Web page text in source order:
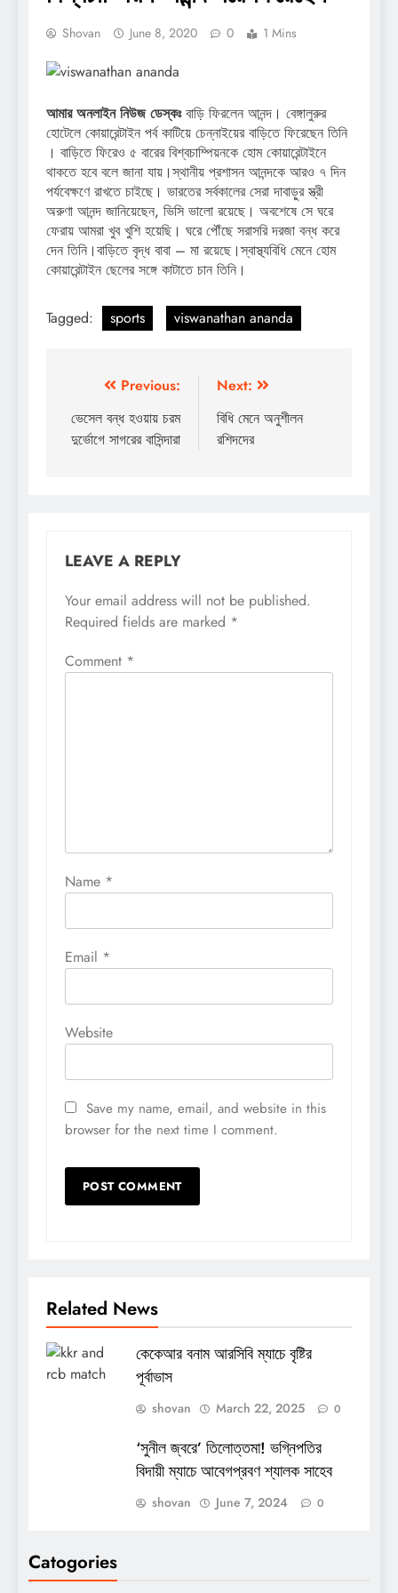
Shovan June 8, 2020 0 1 Mins
আমার অনলাইন নিউজ ডেস্কঃবাড়ি ফিরলেন আনন্দ। বেঙ্গালুরুর
হোটেলে কোয়ারেন্টাইন পর্ব কাটিয়ে চেন্নাইয়ের বাড়িতে ফিরেছেন তিনি
। বাড়িতে ফিরেও ৫ বারের বিশ্বচাম্পিয়নকে হোম কোয়ারেন্টাইনে
থাকতে হবে বলে জানা যায়।স্থানীয় প্রশাসন আনন্দকে আরও ৭ দিন
পর্যবেক্ষণে রাখতে চাইছে। ভারতের সর্বকালের সেরা দাবাড়ুর স্ত্রী
অরুণা আনন্দ জানিয়েছেন, ভিসি ভালো রয়েছে। অবশেষে সে ঘরে
ফেরায় আমরা খুব খুশি হয়েছি। ঘরে পৌঁছে সরাসরি দরজা বন্ধ করে
দেন তিনি।বাড়িতে বৃদ্ধ বাবা – মা রয়েছে।স্বাস্থ্যবিধি মেনে হোম
কোয়ারেন্টাইন ছেলের সঙ্গে কাটাতে চান তিনি।
Tagged: sports viswanathan ananda
navigation
Previous:
ভেসেল বন্ধ হওয়ায় চরম
দুর্ভোগে সাগরের বাসিন্দারা
Next:
বিধি মেনে অনুশীলন
রশিদদের
LEAVE A REPLY
Your email address will not be published.
Required fields are marked *
Comment *
Name *
Email *
Website
Save my name, email, and website in this
browser for the next time I comment.
Related News
কেকেআর বনাম আরসিবি ম্যাচে বৃষ্টির
পূর্বাভাস
shovan March 22, 2025 0
‘সুনীল জ্বরে’ তিলোত্তমা! ভগ্নিপতির
বিদায়ী ম্যাচে আবেগপ্রবণ শ্যালক সাহেব
shovan June 7, 2024 0
Catogories